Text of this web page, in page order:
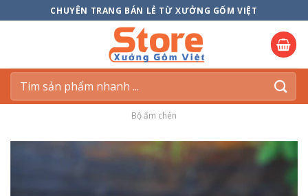
to
CHUYÊN TRANG BÁN LẺ TỪ XƯỞNG GỐM VIỆT
Tìm
kiếm:
Bộ ấm chén